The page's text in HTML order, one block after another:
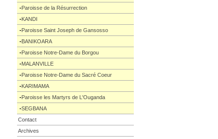
-Paroisse de la Résurrection
-KANDI
-Paroisse Saint Joseph de Gansosso
-BANIKOARA
-Paroisse Notre-Dame du Borgou
-MALANVILLE
-Paroisse Notre-Dame du Sacré Coeur
-KARIMAMA
-Paroisse les Martyrs de L'Ouganda
-SEGBANA
Contact
Archives